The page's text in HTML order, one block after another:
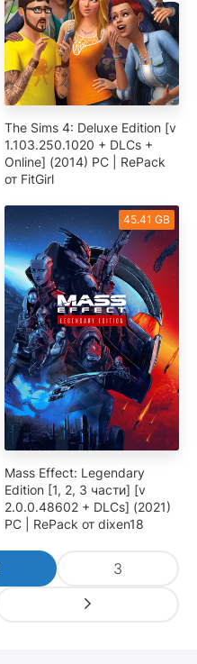
The Sims 4: Deluxe Edition [v
1.103.250.1020 + DLCs +
Online] (2014) PC | RePack
от FitGirl
45.41 GB
Mass Effect: Legendary
Edition [1, 2, 3 части] [v
2.0.0.48602 + DLCs] (2021)
PC | RePack от dixen18
3